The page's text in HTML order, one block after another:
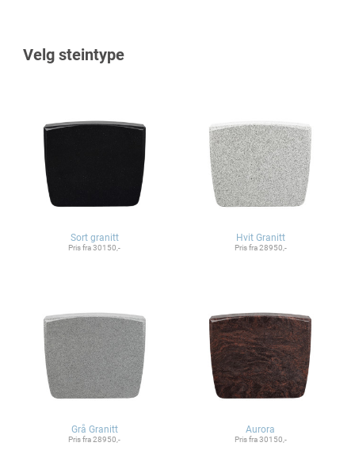
Velg steintype
Sort granitt
Pris fra 30150,-
Hvit Granitt
Pris fra 28950,-
Grå Granitt
Pris fra 28950,-
Aurora
Pris fra 30150,-